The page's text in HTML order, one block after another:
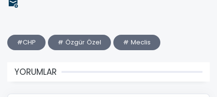
#CHP # Özgür Özel # Meclis
YORUMLAR